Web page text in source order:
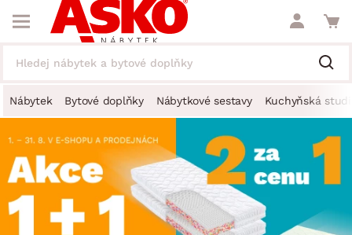
Nábytek Bytové doplňky Nábytkové sestavy Kuchyňská